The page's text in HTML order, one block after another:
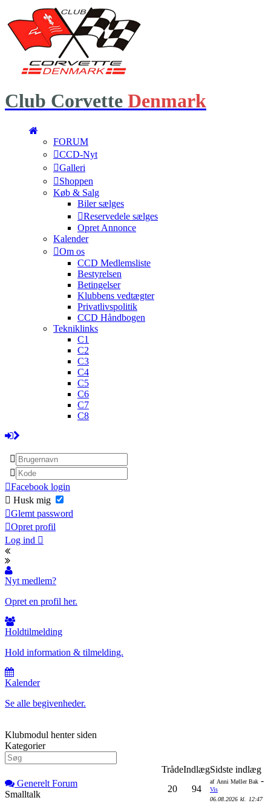
Club Corvette Denmark
FORUM
CCD-Nyt
Galleri
Shoppen
Køb & Salg
Biler sælges
Reservedele sælges
Opret Annonce
Kalender
Om os
CCD Medlemsliste
Bestyrelsen
Betingelser
Klubbens vedtægter
Privatlivspolitik
CCD Håndbogen
Tekniklinks
C1
C2
C3
C4
C5
C6
C7
C8
Facebook login
Husk mig
Glemt password
Opret profil
Log ind
Nyt medlem?
Opret en profil her.
Holdtilmelding
Hold information & tilmelding.
Kalender
Se alle begivenheder.
Klubmodul henter siden
Kategorier
TrådeIndlægSidste indlæg
Generelt Forum
Smalltalk
20 94
af Anni Møller Bak -
Vis
06.08.2026 kl. 12:47